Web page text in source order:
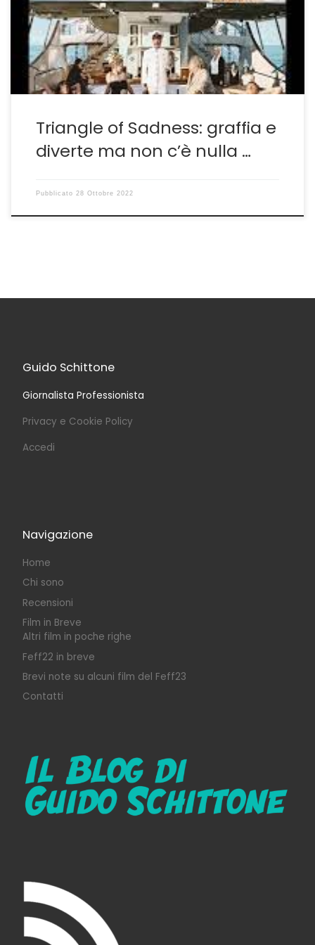
parte, l’ispirazione, la conoscenza del passato diventa
un valida alleata della creazione. È il caso della sua
ultima fatica Triangle of Sadness che pur […]
Triangle of Sadness: graffia e
diverte ma non c’è nulla …
Pubblicato 28 Ottobre 2022
Guido Schittone
Giornalista Professionista
Privacy e Cookie Policy
Accedi
Navigazione
Home
Chi sono
Recensioni
Film in Breve
Altri film in poche righe
Feff22 in breve
Brevi note su alcuni film del Feff23
Contatti